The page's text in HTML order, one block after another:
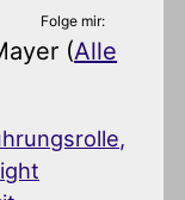
Folge mir:
(Alle